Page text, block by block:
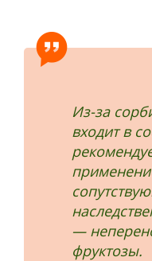
Из-за
входит в
—
фруктозы.